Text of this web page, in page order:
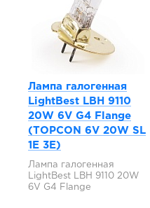
Лампа галогенная
LightBest LBH 9110
20W 6V G4 Flange
(TOPCON 6V 20W SL
1E 3E)
Лампа галогенная
LightBest LBH 9110 20W
6V G4 Flange